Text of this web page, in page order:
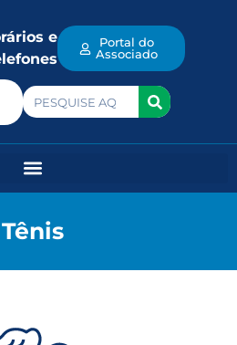
e
Portal do
Associado
Tênis